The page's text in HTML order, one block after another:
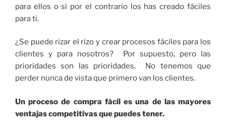
para ellos o si por el contrario los has creado fáciles
para ti.
¿Se puede rizar el rizo y crear procesos fáciles para los
clientes y para nosotros? Por supuesto, pero las
prioridades son las prioridades. No tenemos que
perder nunca de vista que primero van los clientes.
Un proceso de compra fácil es una de las mayores
ventajas competitivas que puedes tener.